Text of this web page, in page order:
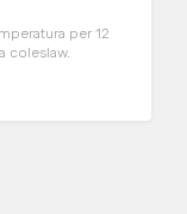
per 12
coleslaw.